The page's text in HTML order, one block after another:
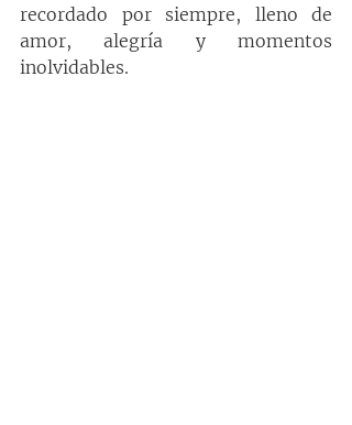
recordado por siempre, lleno de
amor, alegría y momentos
inolvidables.